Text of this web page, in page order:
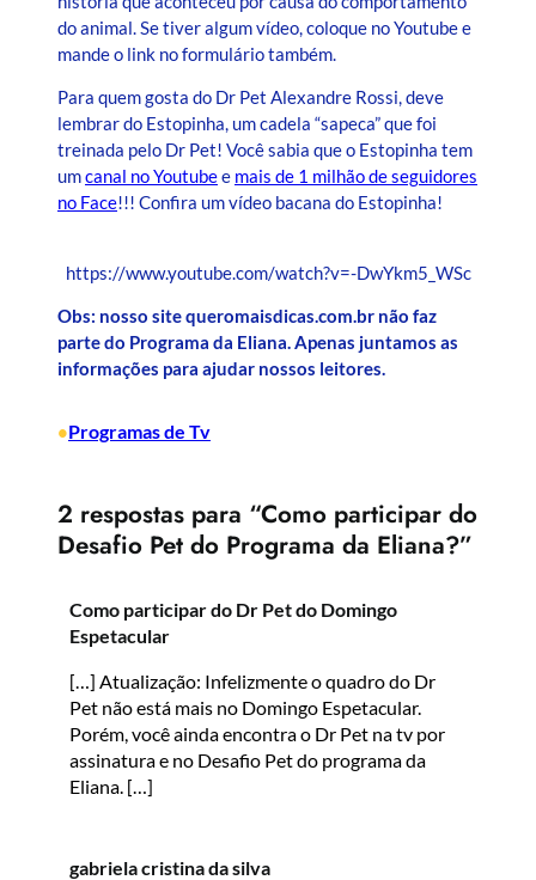
do animal. Se tiver algum vídeo, coloque no Youtube e
mande o link no formulário também.
Para quem gosta do Dr Pet Alexandre Rossi, deve
lembrar do Estopinha, um cadela “sapeca” que foi
treinada pelo Dr Pet! Você sabia que o Estopinha tem
umcanal no Youtubee mais de 1 milhão de seguidores
no Face!!! Confira um vídeo bacana do Estopinha!
https://www.youtube.com/watch?v=-DwYkm5_WSc
Obs: nosso site queromaisdicas.com.br não faz
parte do Programa da Eliana. Apenas juntamos as
informações para ajudar nossos leitores.
•Programas de Tv
2 respostas para “Como participar do
Desafio Pet do Programa da Eliana?”
Como participar do Dr Pet do Domingo
Espetacular
[…] Atualização: Infelizmente o quadro do Dr
Pet não está mais no Domingo Espetacular.
Porém, você ainda encontra o Dr Pet na tv por
assinatura e no Desafio Pet do programa da
Eliana. […]
gabriela cristina da silva